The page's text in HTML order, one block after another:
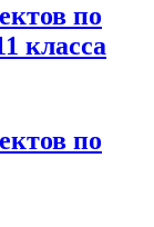
по
класса
по